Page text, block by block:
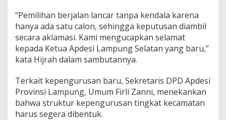
0
“Pemilihan berjalan lancar tanpa kendala karena
hanya ada satu calon, sehingga keputusan diambil
secara aklamasi. Kami mengucapkan selamat
kepada Ketua Apdesi Lampung Selatan yang baru,”
kata Hijrah dalam sambutannya.
Terkait kepengurusan baru, Sekretaris DPD Apdesi
Provinsi Lampung, Umum Firli Zanni, menekankan
bahwa struktur kepengurusan tingkat kecamatan
harus segera dibentuk.